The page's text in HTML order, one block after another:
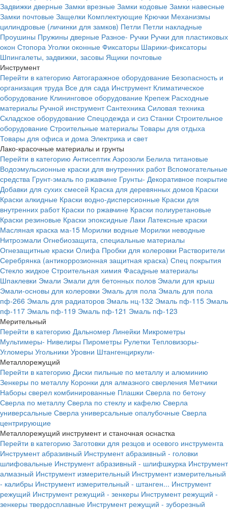
Задвижки дверные Замки врезные Замки кодовые Замки навесные
Замки почтовые Защелки Комплектующие Крючки Механизмы
цилиндровые (личинки для замков) Петли Петли накладные
Проушины Пружины дверные Разное- Ручки Ручки для пластиковых
окон Стопора Уголки оконные Фиксаторы Шарики-фиксаторы
Шпингалеты, задвижки, засовы Ящики почтовые
Инструмент
Перейти в категорию Автогаражное оборудование Безопасность и
организация труда Все для сада Инструмент Климатическое
оборудование Клининговое оборудование Крепеж Расходные
материалы Ручной инструмент Сантехника Силовая техника
Складское оборудование Спецодежда и сиз Станки Строительное
оборудование Строительные материалы Товары для отдыха
Товары для офиса и дома Электрика и свет
Лако-красочные материалы и грунты
Перейти в категорию Антисептик Аэрозоли Белила титановые
Водоэмульсионные краски для внутренних работ Вспомогательные
средства Грунт-эмаль по ржавчине Грунты- Декоративное покрытие
Добавки для сухих смесей Краска для деревянных домов Краски
Краски алкидные Краски водно-дисперсионные Краски для
внутренних работ Краски по ржавчине Краски полиуретановые
Краски резиновые Краски эпоксидные Лаки Латексные краски
Масляная краска ма-15 Морилки водные Морилки неводные
Нитроэмали Огнебиозащита, специальные материалы
Огнезащитные краски Олифа Пробки для колеровки Растворители
Серебрянка (антикоррозионная защитная краска) Спец покрытия
Стекло жидкое Строительная химия Фасадные материалы
Шпаклевки Эмали Эмали для бетонных полов Эмали для крыш
Эмали-основы для колеровки Эмаль для пола Эмаль для пола
пф-266 Эмаль для радиаторов Эмаль нц-132 Эмаль пф-115 Эмаль
пф-117 Эмаль пф-119 Эмаль пф-121 Эмаль пф-123
Мерительный
Перейти в категорию Дальномер Линейки Микрометры
Мультимеры- Нивелиры Пирометры Рулетки Тепловизоры-
Угломеры Угольники Уровни Штангенциркули-
Металлорежущий
Перейти в категорию Диски пильные по металлу и алюминию
Зенкеры по металлу Коронки для алмазного сверления Метчики
Наборы сверел комбинированные Плашки Сверла по бетону
Сверла по металлу Сверла по стеклу и кафелю Сверла
универсальные Сверла универсальные опалубочные Сверла
центрирующие
Металлорежущий инструмент и станочная оснастка
Перейти в категорию Заготовки для резцов и осевого инструмента
Инструмент абразивный Инструмент абразивный - головки
шлифовальные Инструмент абразивный - шлифшкурка Инструмент
алмазный Инструмент измерительный Инструмент измерительный
- калибры Инструмент измерительный - штанген... Инструмент
режущий Инструмент режущий - зенкеры Инструмент режущий -
зенкеры твердосплавные Инструмент режущий - зуборезный